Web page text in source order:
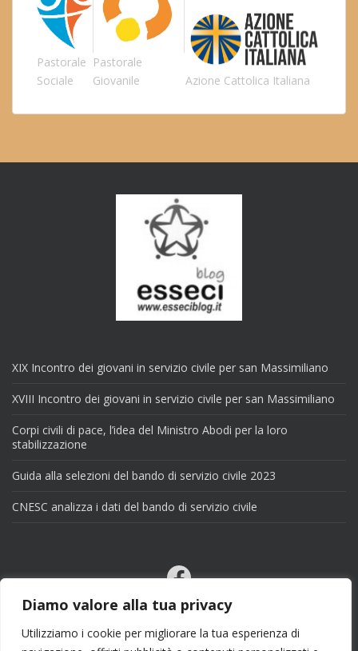
Diamo valore alla tua privacy
Utilizziamo i cookie per migliorare la tua esperienza di
Pastorale
Sociale
Pastorale
Giovanile
Azione Cattolica Italiana
XIX Incontro dei giovani in servizio civile per san Massimiliano
XVIII Incontro dei giovani in servizio civile per san Massimiliano
Corpi civili di pace, l’idea del Ministro Abodi per la loro
stabilizzazione
Guida alla selezioni del bando di servizio civile 2023
CNESC analizza i dati del bando di servizio civile
Facebook
Email
X